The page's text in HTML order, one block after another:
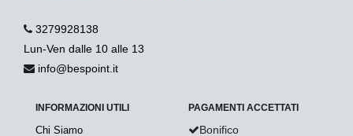
3279928138
Lun-Ven dalle 10 alle 13
info@bespoint.it
INFORMAZIONI UTILI
Chi Siamo
PAGAMENTI ACCETTATI
Bonifico